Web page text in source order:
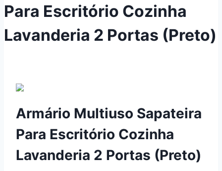
Para Escritório Cozinha
Lavanderia 2 Portas (Preto)
Armário Multiuso Sapateira
Para Escritório Cozinha
Lavanderia 2 Portas (Preto)